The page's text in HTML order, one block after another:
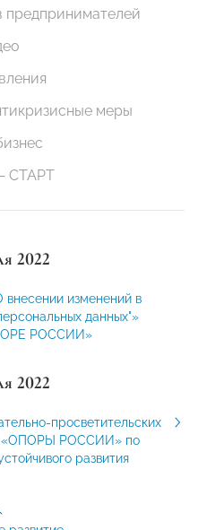
меры
СТАРТ
2022
внесении изменений в
данных"»
РОССИИ»
2022
просветительских
«ОПОРЫ РОССИИ» по
развития